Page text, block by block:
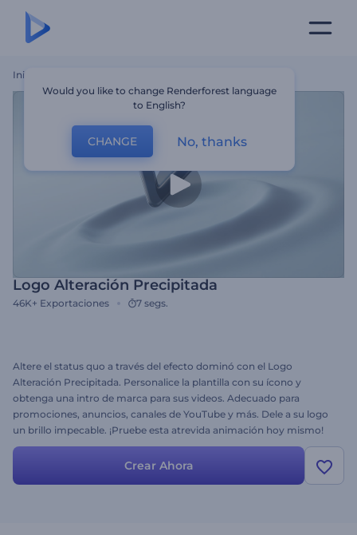
Inicio
Logo Alteración Precipitada
46K+ Exportaciones 7 segs.
Altere el status quo a través del efecto dominó con el Logo
Alteración Precipitada. Personalice la plantilla con su ícono y
obtenga una intro de marca para sus videos. Adecuado para
promociones, anuncios, canales de YouTube y más. Dele a su logo
un brillo impecable. ¡Pruebe esta atrevida animación hoy mismo!
Crear Ahora
Would you like to change Renderforest language
to English?
CHANGE No, thanks